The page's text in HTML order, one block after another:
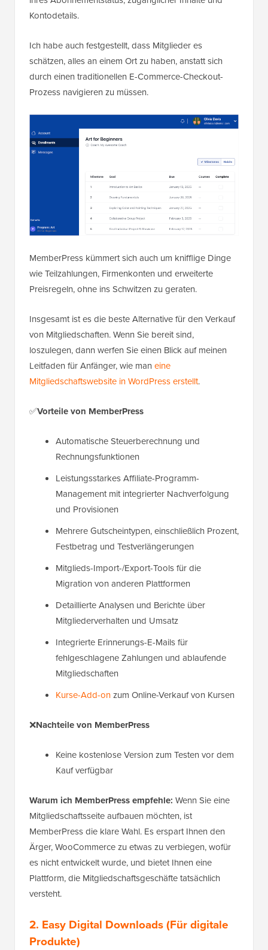
Kontodetails.
Ich habe auch festgestellt, dass Mitglieder es
schätzen, alles an einem Ort zu haben, anstatt sich
durch einen traditionellen E-Commerce-Checkout-
Prozess navigieren zu müssen.
MemberPress kümmert sich auch um knifflige Dinge
wie Teilzahlungen, Firmenkonten und erweiterte
Preisregeln, ohne ins Schwitzen zu geraten.
Insgesamt ist es die beste Alternative für den Verkauf
von Mitgliedschaften. Wenn Sie bereit sind,
loszulegen, dann werfen Sie einen Blick auf meinen
Leitfaden für Anfänger, wie man eine
Mitgliedschaftswebsite in WordPress erstellt.
✅Vorteile von MemberPress
Automatische Steuerberechnung und
Rechnungsfunktionen
Leistungsstarkes Affiliate-Programm-
Management mit integrierter Nachverfolgung
und Provisionen
Mehrere Gutscheintypen, einschließlich Prozent,
Festbetrag und Testverlängerungen
Mitglieds-Import-/Export-Tools für die
Migration von anderen Plattformen
Detaillierte Analysen und Berichte über
Mitgliederverhalten und Umsatz
Integrierte Erinnerungs-E-Mails für
fehlgeschlagene Zahlungen und ablaufende
Mitgliedschaften
Kurse-Add-onzum Online-Verkauf von Kursen
❌Nachteile von MemberPress
Keine kostenlose Version zum Testen vor dem
Kauf verfügbar
Warum ich MemberPress empfehle: Wenn Sie eine
Mitgliedschaftsseite aufbauen möchten, ist
MemberPress die klare Wahl. Es erspart Ihnen den
Ärger, WooCommerce zu etwas zu verbiegen, wofür
es nicht entwickelt wurde, und bietet Ihnen eine
Plattform, die Mitgliedschaftsgeschäfte tatsächlich
versteht.
2. Easy Digital Downloads(Für digitale
Produkte)